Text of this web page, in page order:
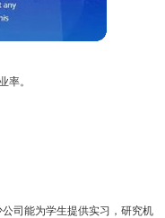
。
司能为学生提供实习，研究机